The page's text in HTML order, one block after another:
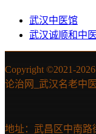
武汉中医馆
武汉诚顺和中
Copyright ©2021-
论治网_武汉名老中
地址：武昌区中南路